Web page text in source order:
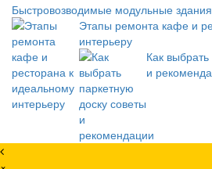
Быстровозводимые модульные
Этапы ремонта кафе и
интерьеру
Как
и